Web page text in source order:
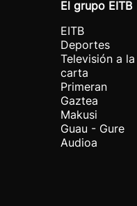
El grupo EITB
EITB
Deportes
Televisión a la
carta
Primeran
Gaztea
Makusi
Guau - Gure
Audioa